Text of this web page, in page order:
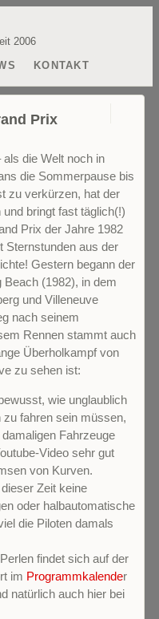
2006
KONTAKT
Prix
die Welt noch in
die Sommerpause bis
zu verkürzen, hat der
bringt fast täglich(!)
Prix der Jahre 1982
Sternstunden aus der
Gestern begann der
(1982), in dem
und Villeneuve
nach seinem
Rennen stammt auch
Überholkampf von
zu sehen ist:
wie unglaublich
zu fahren sein müssen,
Fahrzeuge
Video sehr gut
von Kurven.
Zeit keine
oder halbautomatische
die Piloten damals
findet sich auf der
im Programmkalender
natürlich auch hier bei